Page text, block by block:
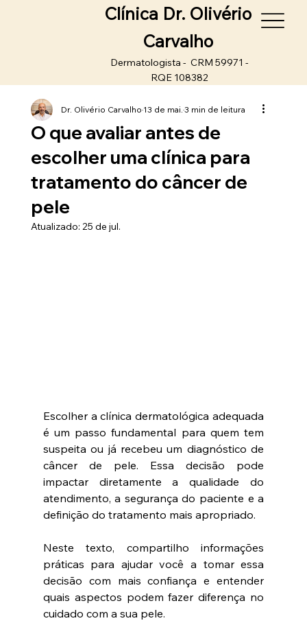
Clínica Dr. Olivério
Carvalho
Dermatologista - CRM 59971 -
RQE 108382
O que avaliar antes de
escolher uma clínica para
tratamento do câncer de
pele
Dr. Olivério Carvalho13 de mai.3 min de leitura
Atualizado: 25 de jul.
Escolher a clínica dermatológica adequada
é um passo fundamental para quem tem
suspeita ou já recebeu um diagnóstico de
câncer de pele. Essa decisão pode
impactar diretamente a qualidade do
atendimento, a segurança do paciente e a
definição do tratamento mais apropriado.
Neste texto, compartilho informações
práticas para ajudar você a tomar essa
decisão com mais confiança e entender
quais aspectos podem fazer diferença no
cuidado com a sua pele.